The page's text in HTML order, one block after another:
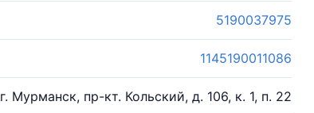
5190037975
1145190011086
г. Мурманск, пр-кт. Кольский, д. 106, к. 1, п. 22